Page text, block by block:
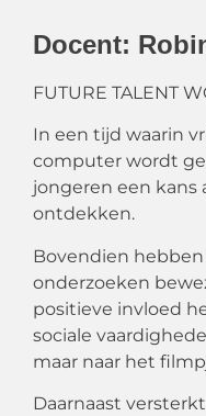
Docent:
FUTURE TALENT
In een tijd waarin
computer wordt
jongeren een kans
ontdekken.
Bovendien
onderzoeken
positieve invloed
sociale
maar naar het
Daarnaast